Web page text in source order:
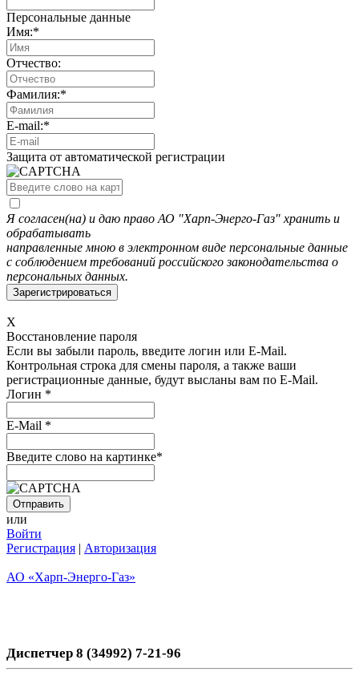
Персональные данные
Имя:*
Отчество:
Фамилия:*
E-mail:*
Защита от автоматической регистрации
Я согласен(на) и даю право АО "Харп-Энерго-Газ" хранить и
обрабатывать
направленные мною в электронном виде персональные данные
с соблюдением требований российского законодательства о
персональных данных.
X
Восстановление пароля
Если вы забыли пароль, введите логин или E-Mail.
Контрольная строка для смены пароля, а также ваши
регистрационные данные, будут высланы вам по E-Mail.
Логин *
E-Mail *
Введите слово на картинке*
или
Войти
Регистрация | Авторизация
АО «Харп-Энерго-Газ»
Диспетчер 8 (34992) 7-21-96